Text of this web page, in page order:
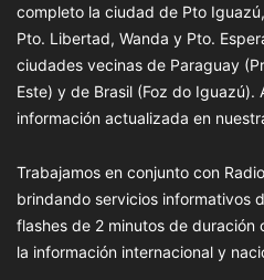
completo la ciudad de Pto
Pto. Libertad, Wanda y Pto.
ciudades vecinas de Paraguay
Este) y de Brasil (Foz do Iguazú).
información actualizada en
Trabajamos en conjunto con
brindando servicios informativos
flashes de 2 minutos de
la información internacional y